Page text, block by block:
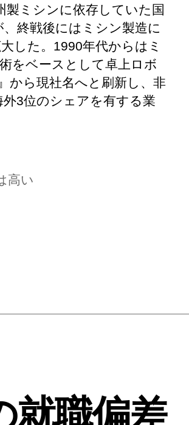
ミシンに依存していた国
終戦後にはミシン製造に
した。1990年代からはミ
をベースとして卓上ロボ
から現社名へと刷新し、非
3位のシェアを有する業
高い
就職偏差